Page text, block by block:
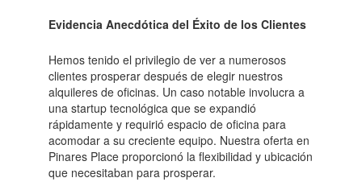
Evidencia Anecdótica del Éxito de los Clientes
Hemos tenido el privilegio de ver a numerosos
clientes prosperar después de elegir nuestros
alquileres de oficinas. Un caso notable involucra a
una startup tecnológica que se expandió
rápidamente y requirió espacio de oficina para
acomodar a su creciente equipo. Nuestra oferta en
Pinares Place proporcionó la flexibilidad y ubicación
que necesitaban para prosperar.